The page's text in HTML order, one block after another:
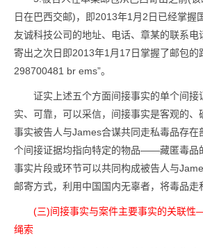
日在巴西交邮)，即2013年1月2日已经掌握
友诚科技公司的地址、电话、章某的联系电
寄出之次日即2013年1月17日掌握了邮包的
298700481 br ems”。
证实上述五个方面间接事实的单个间接
实、可靠，可以采信，间接事实是客观的、
事实被告人与James合谋共同走私毒品存在
个间接证据均指向特定的物品——藏匿毒品
事实片段或环节可以共同构成被告人与
邮寄方式，利用中国国内无辜者，将毒品走
(三)间接事实与案件主要事实的关联
绳索